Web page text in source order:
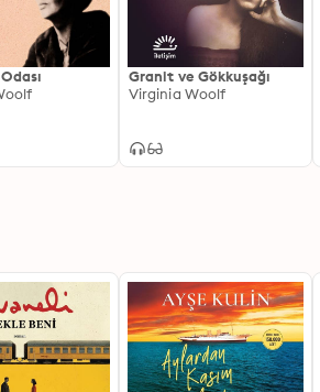
Granit ve Gökkuşağı
Virginia Woolf